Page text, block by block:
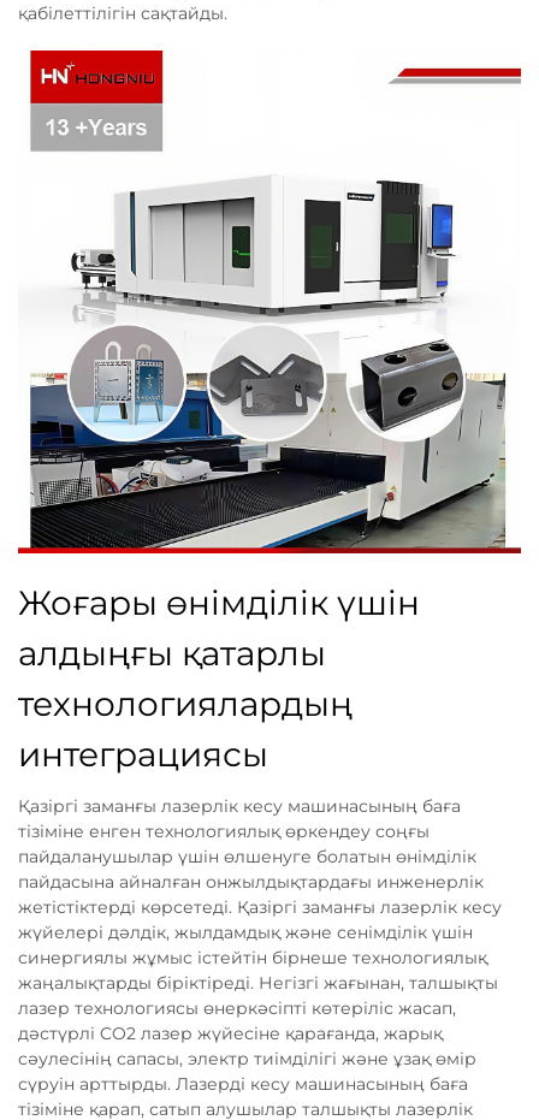
қабілеттілігін сақтайды.
Жоғары өнімділік үшін
алдыңғы қатарлы
технологиялардың
интеграциясы
Қазіргі заманғы лазерлік кесу машинасының баға
тізіміне енген технологиялық өркендеу соңғы
пайдаланушылар үшін өлшенуге болатын өнімділік
пайдасына айналған онжылдықтардағы инженерлік
жетістіктерді көрсетеді. Қазіргі заманғы лазерлік кесу
жүйелері дәлдік, жылдамдық және сенімділік үшін
синергиялы жұмыс істейтін бірнеше технологиялық
жаңалықтарды біріктіреді. Негізгі жағынан, талшықты
лазер технологиясы өнеркәсіпті көтеріліс жасап,
дәстүрлі CO2 лазер жүйесіне қарағанда, жарық
сәулесінің сапасы, электр тиімділігі және ұзақ өмір
сүруін арттырды. Лазерді кесу машинасының баға
тізіміне қарап, сатып алушылар талшықты лазерлік